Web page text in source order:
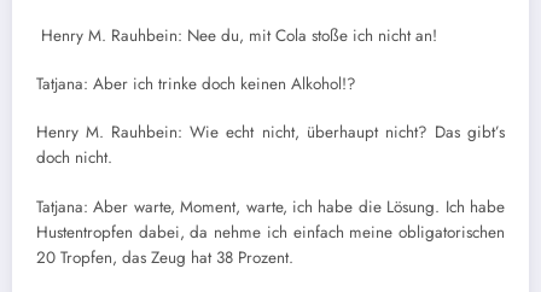
Henry M. Rauhbein: Nee du, mit Cola stoße ich nicht an!
Tatjana: Aber ich trinke doch keinen Alkohol!?
Henry M. Rauhbein: Wie echt nicht, überhaupt nicht? Das gibt’s
doch nicht.
Tatjana: Aber warte, Moment, warte, ich habe die Lösung. Ich habe
Hustentropfen dabei, da nehme ich einfach meine obligatorischen
20 Tropfen, das Zeug hat 38 Prozent.